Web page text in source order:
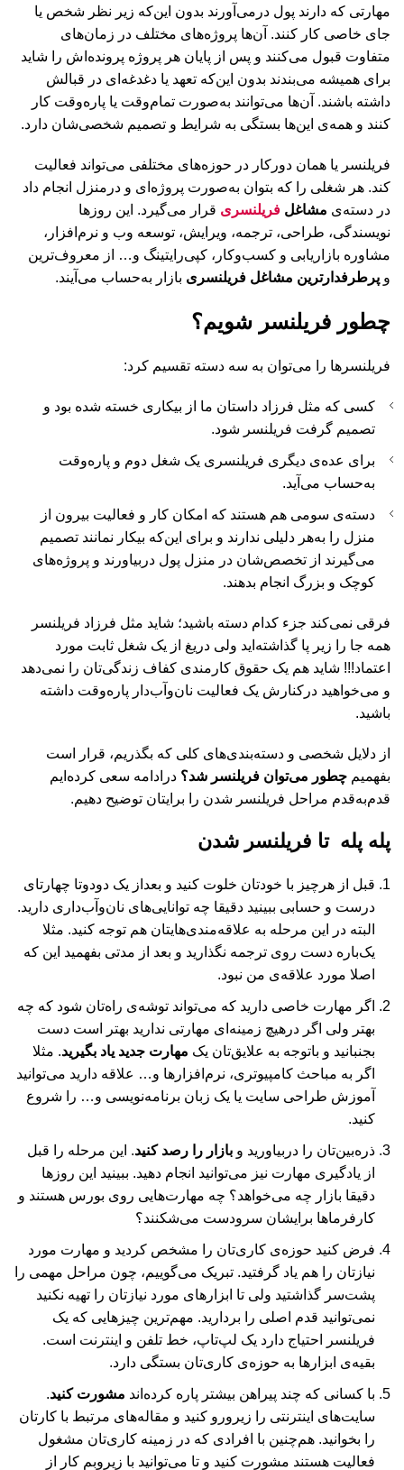
مهارتی که دارند پول درمی‌آورند بدون این‌که زیر نظر شخص یا
جای خاصی کار کنند. آن‌ها پروژه‌های مختلف در زمان‌های
متفاوت قبول می‌کنند و پس از پایان هر پروژه پرونده‌اش را شاید
برای همیشه می‌بندند بدون این‌که تعهد یا دغدغه‌ای در قبالش
داشته باشند. آن‌ها می‌توانند به‌صورت تمام‌وقت یا پاره‌وقت کار
کنند و همه‌ی این‌ها بستگی به شرایط و تصمیم شخصی‌شان دارد.
فریلنسر‌ یا همان دورکار در حوزه‌های مختلفی می‌تواند فعالیت
کند. هر شغلی را که بتوان به‌صورت پروژه‌ای و درمنزل انجام داد
در دسته‌ی مشاغل فریلنسری قرار می‌گیرد. این روزها
نویسندگی، طراحی، ترجمه، ویرایش، توسعه وب و نرم‌افزار،
مشاوره بازاریابی و کسب‌وکار، کپی‌رایتینگ و… از معروف‌ترین
و پرطرفدارترین مشاغل فریلنسری بازار به‌حساب می‌آیند.
چطور فریلنسر شویم؟
فریلنسرها را می‌توان به سه دسته تقسیم کرد:
کسی که مثل فرزاد داستان ما از بیکاری خسته شده بود و
تصمیم گرفت فریلنسر شود.
برای عده‌ی‌ دیگری فریلنسری یک شغل دوم و پاره‌وقت
به‌حساب می‌آید.
دسته‌ی سومی هم هستند که امکان کار و فعالیت بیرون از
منزل را به‌هر دلیلی ندارند و برای این‌که بیکار نمانند تصمیم
می‌گیرند از تخصص‌شان در منزل پول دربیاورند و پروژه‌های
کوچک و بزرگ انجام بدهند.
فرقی نمی‌کند جزء کدام دسته باشید؛ شاید مثل فرزاد فریلنسر
همه جا را زیر پا گذاشته‌اید ولی دریغ از یک شغل ثابت مورد
اعتماد!!! شاید هم یک حقوق کارمندی کفاف زندگی‌تان را نمی‌دهد
و می‌خواهید درکنارش یک فعالیت نان‌وآب‌دار پاره‌وقت داشته
باشید.
از دلایل شخصی و دسته‌بندی‌های کلی که بگذریم، قرار است
بفهمیم چطور می‌توان فریلنسر شد؟ درادامه سعی کرده‌ایم
قدم‌به‌قدم مراحل فریلنسر شدن را برایتان توضیح دهیم.
پله پله تا فریلنسر شدن
قبل از هرچیز با خودتان خلوت کنید و بعداز یک دودوتا چهارتای
درست و حسابی ببینید دقیقا چه توانایی‌های نان‌وآب‌داری دارید.
البته در این مرحله به علاقه‌مندی‌هایتان هم توجه کنید. مثلا
یک‌باره دست روی ترجمه نگذارید و بعد از مدتی بفهمید این که
اصلا مورد علاقه‌ی من نبود.
اگر مهارت خاصی دارید که می‌تواند توشه‌ی راه‌تان شود که چه
بهتر ولی اگر درهیچ زمینه‌ای مهارتی ندارید بهتر است دست
بجنبانید و باتوجه به علایق‌تان یک مهارت جدید یاد بگیرید. مثلا
اگر به مباحث کامپیوتری، نرم‌افزارها و… علاقه دارید می‌توانید
آموزش طراحی سایت یا یک زبان برنامه‌نویسی و… را شروع
کنید.
ذره‌بین‌تان را دربیاورید و بازار را رصد کنید. این مرحله را قبل
از یادگیری مهارت نیز می‌توانید انجام دهید. ببینید این روزها
دقیقا بازار چه می‌خواهد؟ چه مهارت‌هایی روی بورس هستند و
کارفرماها برایشان سرودست می‌شکنند؟
فرض کنید حوزه‌ی کاری‌تان را مشخص کردید و مهارت مورد
نیازتان را هم یاد گرفتید. تبریک می‌گوییم، چون مراحل مهمی را
پشت‌سر گذاشتید ولی تا ابزارهای مورد نیازتان را تهیه نکنید
نمی‌توانید قدم اصلی را بردارید. مهم‌ترین چیزهایی که یک
فریلنسر احتیاج دارد یک لپ‌تاپ، خط تلفن و اینترنت است.
بقیه‌ی ابزارها به حوزه‌ی کاری‌تان بستگی دارد.
با کسانی که چند پیراهن بیشتر پاره کرده‌اند مشورت کنید.
سایت‌های اینترنتی را زیرورو کنید و مقاله‌های مرتبط با کارتان
را بخوانید. هم‌چنین با افرادی که در زمینه کاری‌تان مشغول
فعالیت هستند مشورت کنید و تا می‌توانید با زیروبم کار از